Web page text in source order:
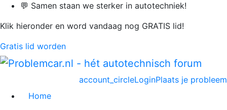
💬 Samen staan we sterker in autotechniek!
Klik hieronder en word vandaag nog GRATIS lid!
Gratis lid worden
Plaats je probleem
account_circleLogin
Home